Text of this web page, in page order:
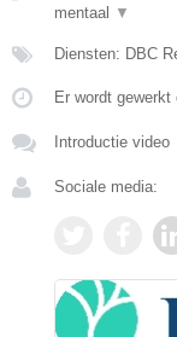
mentaal
▼
Diensten: DBC
Er wordt gewerkt
Introductie video
Sociale media: